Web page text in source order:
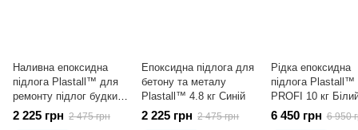
Наливна епоксидна
підлога Plastall™ для
ремонту підлог будки
автомобіля 4.8 кг
2 225 грн 2 475 грн
Епоксидна підлога для
бетону та металу
Plastall™ 4.8 кг Синій
2 225 грн 2 475 грн
Рідка епоксидна
підлога Plastall™
PROFI 10 кг
plastall
6 450 грн 6 950